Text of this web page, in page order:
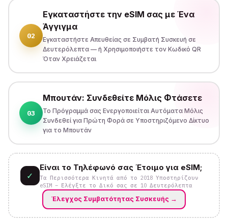
02
Εγκαταστήστε την eSIM σας με Ένα
Άγγιγμα
Εγκαταστήστε Απευθείας σε Συμβατή Συσκευή σε
Δευτερόλεπτα — ή Χρησιμοποιήστε τον Κωδικό QR
Όταν Χρειάζεται
03
Μπουτάν: Συνδεθείτε Μόλις Φτάσετε
Το Πρόγραμμά σας Ενεργοποιείται Αυτόματα Μόλις
Συνδεθεί για Πρώτη Φορά σε Υποστηριζόμενο Δίκτυο
για το Μπουτάν
✓
Είναι το Τηλέφωνό σας Έτοιμο για eSIM;
Τα Περισσότερα Κινητά από το 2018 Υποστηρίζουν
eSIM – Ελέγξτε το Δικό σας σε 10 Δευτερόλεπτα
Έλεγχος Συμβατότητας Συσκευής →